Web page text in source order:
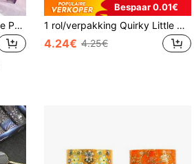
30 mm * 2 m retro artistieke PET-tape, reizen, zonsondergang, zwart-witfoto, decoratieve tape voor filmseries voor scrapbooking, doe-het-zelf terug naar school
Bespaar 0.01€
1 rol/verpakking Quirky Little House Series Retro Huis & Stad Thema PET-tape, scrapbookbenodigdheden, notitieboekaccessoires, decoratieve stickers voor notitieboeken, fotolijsten, telefoonhoesjes, bekers, tijdschriften, schrijfdozen, doe-het-zelf personalisatie, terug naar school
4.24€ 4.25€